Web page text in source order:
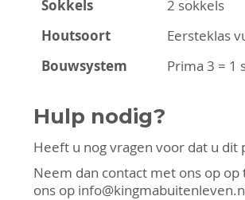
Sokkels
2 sokkels
Houtsoort
Eersteklas
Bouwsystem
Prima 3 = 1
Hulp nodig?
Heeft u nog vragen voor dat u dit
Neem dan contact met ons op
ons op